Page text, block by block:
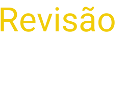
Revisão